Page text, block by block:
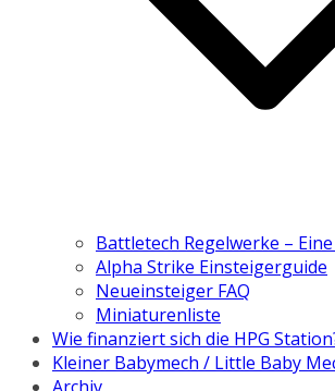
Battletech Regelwerke –
Alpha Strike Einsteigerguide
Neueinsteiger FAQ
Miniaturenliste
Wie finanziert sich die HPG
Kleiner Babymech / Little Baby